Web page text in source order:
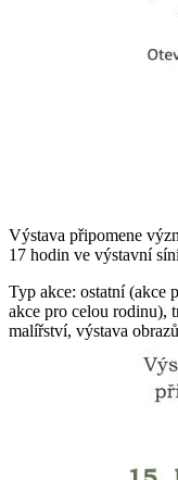
Výstava připomene
17 hodin ve výstavní
Typ akce: ostatní (akce
akce pro celou rodinu),
malířství, výstava